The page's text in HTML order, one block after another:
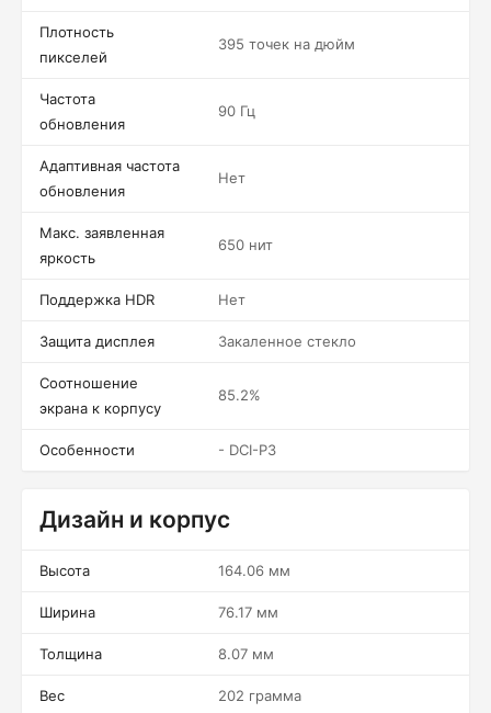
Плотность
пикселей
395 точек на дюйм
Частота
обновления
90 Гц
Адаптивная частота
обновления
Нет
Макс. заявленная
яркость
650 нит
Поддержка HDR Нет
Защита дисплея Закаленное стекло
Соотношение
экрана к корпусу
85.2%
Особенности - DCI-P3
Дизайн и корпус
Высота 164.06 мм
Ширина 76.17 мм
Толщина 8.07 мм
Вес 202 грамма